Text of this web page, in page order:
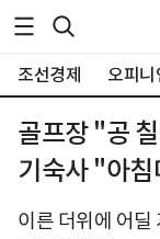
조선경제 오피니
골프장 "공
기숙사 "아
이른 더위에 어